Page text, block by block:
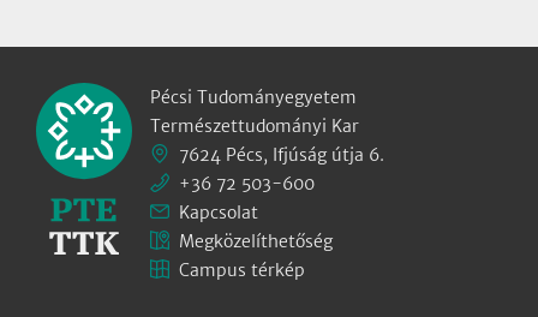
Pécsi Tudományegyetem
Természettudományi Kar
7624 Pécs, Ifjúság útja 6.
+36 72 503-600
Kapcsolat
Megközelíthetőség
Campus térkép